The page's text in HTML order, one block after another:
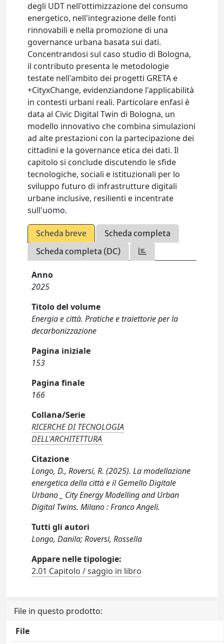
degli UDT nell'ottimizzazione del consumo
energetico, nell'integrazione delle fonti
rinnovabili e nella promozione di una
governance urbana basata sui dati.
Concentrandosi sul caso studio di Bologna,
il contributo presenta le metodologie
testate nell'ambito dei progetti GRETA e
+CityxChange, evidenziandone l'applicabilità
in contesti urbani reali. Particolare enfasi è
data al Civic Digital Twin di Bologna, un
modello innovativo che combina simulazioni
ad alte prestazioni con la partecipazione dei
cittadini e la governance etica dei dati. Il
capitolo si conclude discutendo le sfide
tecnologiche, sociali e istituzionali per lo
sviluppo futuro di infrastrutture digitali
urbane inclusive, resilienti e incentrate
sull'uomo.
Scheda breve
Scheda completa
Scheda completa (DC)
Anno
2025
Titolo del volume
Energia e città. Pratiche e traiettorie per la
decarbonizzazione
Pagina iniziale
153
Pagina finale
166
Collana/Serie
RICERCHE DI TECNOLOGIA
DELL'ARCHITETTURA
Citazione
Longo, D., Roversi, R. (2025). La modellazione
energetica della città e il Gemello Digitale
Urbano _ City Energy Modelling and Urban
Digital Twins. Milano : Franco Angeli.
Tutti gli autori
Longo, Danila; Roversi, Rossella
Appare nelle tipologie:
2.01 Capitolo / saggio in libro
File in questo prodotto:
File